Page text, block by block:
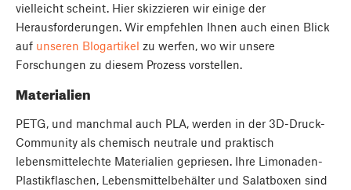
vielleicht scheint. Hier skizzieren wir einige der
Herausforderungen. Wir empfehlen Ihnen auch einen Blick
auf unseren Blogartikel zu werfen, wo wir unsere
Forschungen zu diesem Prozess vorstellen.
Materialien
PETG, und manchmal auch PLA, werden in der 3D-Druck-
Community als chemisch neutrale und praktisch
lebensmittelechte Materialien gepriesen. Ihre Limonaden-
Plastikflaschen, Lebensmittelbehälter und Salatboxen sind